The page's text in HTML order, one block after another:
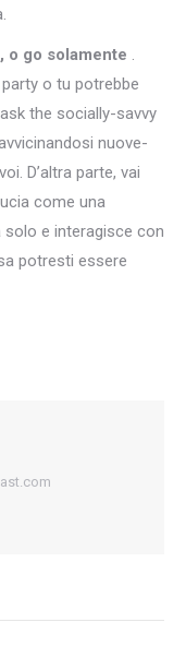
o go solamente .
o tu potrebbe
the socially-savvy
nuove-
D’altra parte, vai
come una
e interagisce con
potresti essere